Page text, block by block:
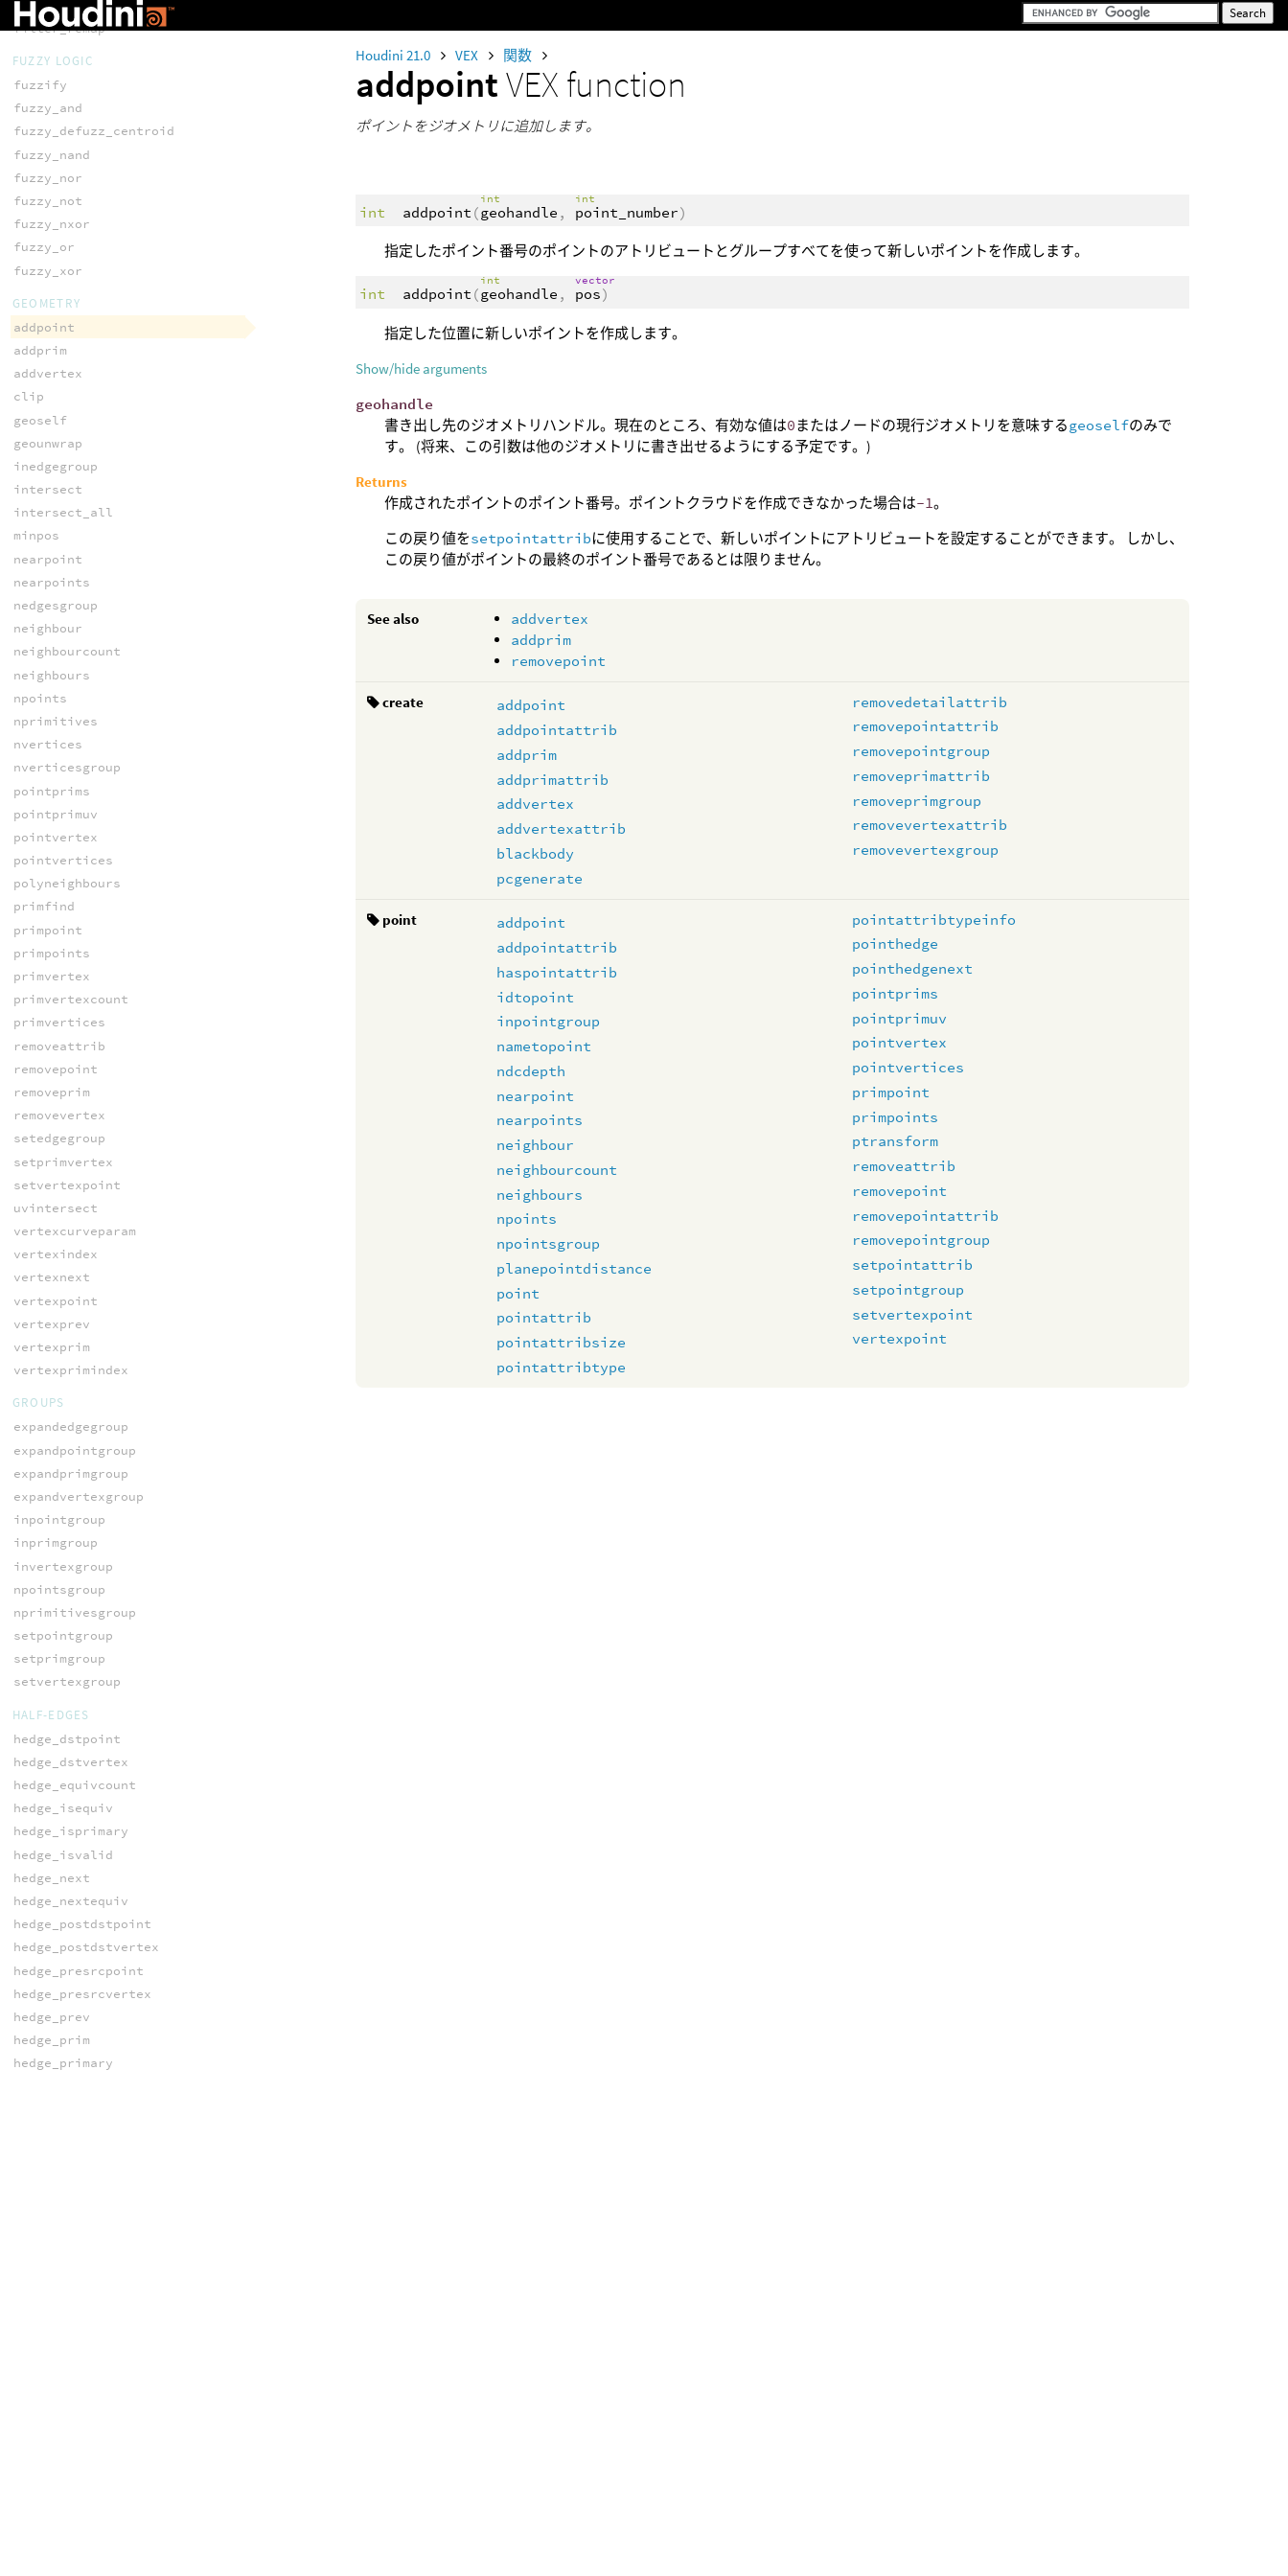
Houdini 21.0 VEX 関数
addpointVEX function
ポイントをジオメトリに追加します。
int addpoint (
int
geohandle ,
int
point_number)
指定したポイント番号のポイントのアトリビュートとグループすべてを使って新しいポイントを作成します。
int addpoint (
int
geohandle ,
vector
pos)
指定した位置に新しいポイントを作成します。
Show/hide arguments
geohandle
書き出し先のジオメトリハンドル。現在のところ、有効な値は0またはノードの現行ジオメトリを意味するgeoselfのみで
す。 (将来、この引数は他のジオメトリに書き出せるようにする予定です。)
Returns
作成されたポイントのポイント番号。ポイントクラウドを作成できなかった場合は-1。
この戻り値をsetpointattribに使用することで、新しいポイントにアトリビュートを設定することができます。 しかし、
この戻り値がポイントの最終のポイント番号であるとは限りません。
See also
addvertex
addprim
removepoint
create
addpoint
addpointattrib
addprim
addprimattrib
addvertex
addvertexattrib
blackbody
pcgenerate
removedetailattrib
removepointattrib
removepointgroup
removeprimattrib
removeprimgroup
removevertexattrib
removevertexgroup
point
addpoint
addpointattrib
haspointattrib
idtopoint
inpointgroup
nametopoint
ndcdepth
nearpoint
nearpoints
neighbour
neighbourcount
neighbours
npoints
npointsgroup
planepointdistance
point
pointattrib
pointattribsize
pointattribtype
pointattribtypeinfo
pointhedge
pointhedgenext
pointprims
pointprimuv
pointvertex
pointvertices
primpoint
primpoints
ptransform
removeattrib
removepoint
removepointattrib
removepointgroup
setpointattrib
setpointgroup
setvertexpoint
vertexpoint
FILTER
filter_remap
FUZZY LOGIC
fuzzify
fuzzy_and
fuzzy_defuzz_centroid
fuzzy_nand
fuzzy_nor
fuzzy_not
fuzzy_nxor
fuzzy_or
fuzzy_xor
GEOMETRY
addpoint
addprim
addvertex
clip
geoself
geounwrap
inedgegroup
intersect
intersect_all
minpos
nearpoint
nearpoints
nedgesgroup
neighbour
neighbourcount
neighbours
npoints
nprimitives
nvertices
nverticesgroup
pointprims
pointprimuv
pointvertex
pointvertices
polyneighbours
primfind
primpoint
primpoints
primvertex
primvertexcount
primvertices
removeattrib
removepoint
removeprim
removevertex
setedgegroup
setprimvertex
setvertexpoint
uvintersect
vertexcurveparam
vertexindex
vertexnext
vertexpoint
vertexprev
vertexprim
vertexprimindex
GROUPS
expandedgegroup
expandpointgroup
expandprimgroup
expandvertexgroup
inpointgroup
inprimgroup
invertexgroup
npointsgroup
nprimitivesgroup
setpointgroup
setprimgroup
setvertexgroup
HALF-EDGES
hedge_dstpoint
hedge_dstvertex
hedge_equivcount
hedge_isequiv
hedge_isprimary
hedge_isvalid
hedge_next
hedge_nextequiv
hedge_postdstpoint
hedge_postdstvertex
hedge_presrcpoint
hedge_presrcvertex
hedge_prev
hedge_prim
hedge_primary